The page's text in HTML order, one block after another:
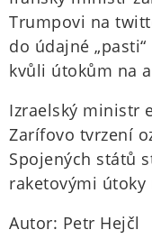
Trumpovi na
do údajné
kvůli útokům na
Izraelský ministr
Zarífovo tvrzení
Spojených států
raketovými útoky
Autor: Petr Hejčl